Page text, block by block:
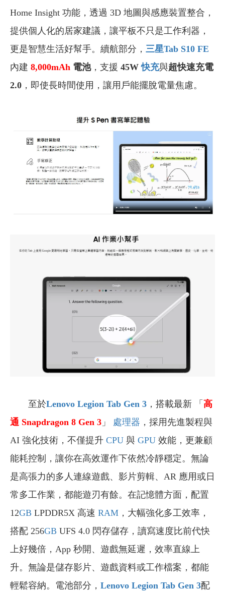
Home Insight 功能，透過 3D 地圖與感應裝置整合，
提供個人化的居家建議，讓平板不只是工作利器，
更是智慧生活好幫手。續航部分， 三星Tab S10 FE
內建 8,000mAh 電池，支援 45W快充與超快速充電
2.0 ，即使長時間使用， 讓用戶能擺脫電量焦慮。
至於Lenovo Legion Tab Gen 3 ，搭載最新 「 高
通 Snapdragon 8 Gen 3 」 處理器 ，採用先進製程與
AI 強化技術，不僅提升 CPU 與 GPU 效能，更兼顧
能耗控制，讓你在高效運作下依然冷靜穩定。無論
是高張力的多人連線遊戲、影片剪輯、AR 應用或日
常多工作業，都能遊刃有餘。在記憶體方面，配置
12GB LPDDR5X 高速 RAM ，大幅強化多工效率，
搭配 256GB UFS 4.0 閃存儲存，讀寫速度比前代快
上好幾倍，App 秒開、遊戲無延遲，效率直線上
升。無論是儲存影片、遊戲資料或工作檔案，都能
輕鬆容納。電池部分， Lenovo Legion Tab Gen 3配